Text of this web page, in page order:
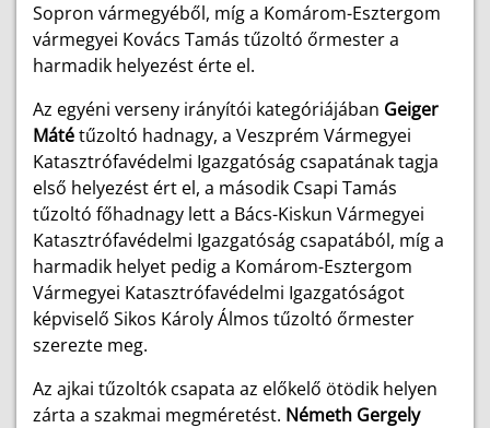
Sopron vármegyéből, míg a Komárom-Esztergom
vármegyei Kovács Tamás tűzoltó őrmester a
harmadik helyezést érte el.
Az egyéni verseny irányítói kategóriájában Geiger
Mátétűzoltó hadnagy, a Veszprém Vármegyei
Katasztrófavédelmi Igazgatóság csapatának tagja
első helyezést ért el, a második Csapi Tamás
tűzoltó főhadnagy lett a Bács-Kiskun Vármegyei
Katasztrófavédelmi Igazgatóság csapatából, míg a
harmadik helyet pedig a Komárom-Esztergom
Vármegyei Katasztrófavédelmi Igazgatóságot
képviselő Sikos Károly Álmos tűzoltó őrmester
szerezte meg.
Az ajkai tűzoltók csapata az előkelő ötödik helyen
zárta a szakmai megméretést. Németh Gergely